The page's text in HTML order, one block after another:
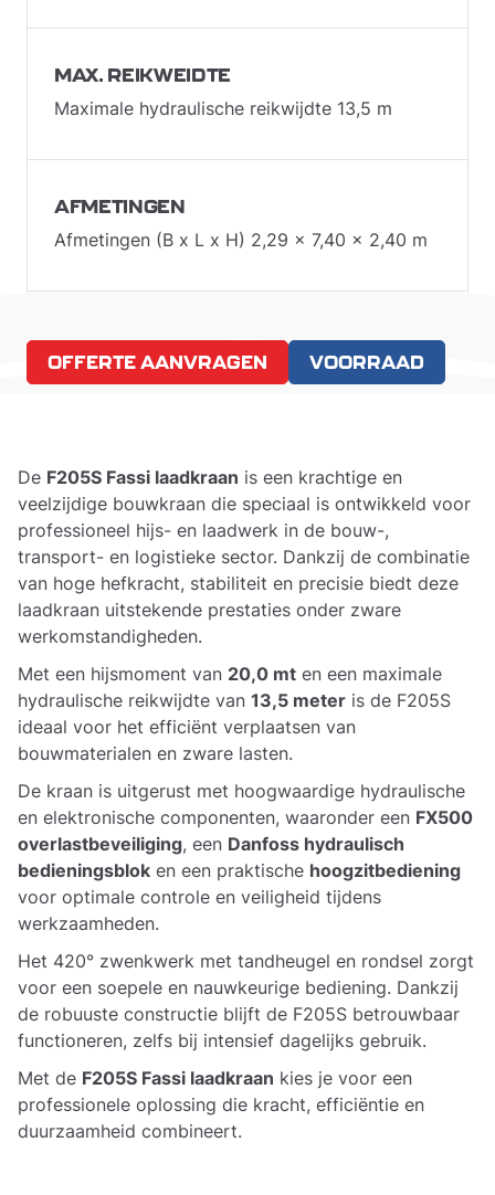
MAX. REIKWEIDTE
Maximale hydraulische reikwijdte 13,5 m
AFMETINGEN
Afmetingen (B x L x H) 2,29 x 7,40 x 2,40 m
OFFERTE AANVRAGEN VOORRAAD
De F205S Fassi laadkraan is een krachtige en
veelzijdige bouwkraan die speciaal is ontwikkeld voor
professioneel hijs- en laadwerk in de bouw-,
transport- en logistieke sector. Dankzij de combinatie
van hoge hefkracht, stabiliteit en precisie biedt deze
laadkraan uitstekende prestaties onder zware
werkomstandigheden.
Met een hijsmoment van 20,0 mt en een maximale
hydraulische reikwijdte van 13,5 meter is de F205S
ideaal voor het efficiënt verplaatsen van
bouwmaterialen en zware lasten.
De kraan is uitgerust met hoogwaardige hydraulische
en elektronische componenten, waaronder een FX500
overlastbeveiliging, een Danfoss hydraulisch
bedieningsblok en een praktische hoogzitbediening
voor optimale controle en veiligheid tijdens
werkzaamheden.
Het 420° zwenkwerk met tandheugel en rondsel zorgt
voor een soepele en nauwkeurige bediening. Dankzij
de robuuste constructie blijft de F205S betrouwbaar
functioneren, zelfs bij intensief dagelijks gebruik.
Met de F205S Fassi laadkraan kies je voor een
professionele oplossing die kracht, efficiëntie en
duurzaamheid combineert.